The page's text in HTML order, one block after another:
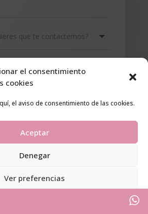
el consentimiento
cookies
el aviso de consentimiento de las cookies.
Aceptar
Denegar
Ver preferencias
ENVIAR